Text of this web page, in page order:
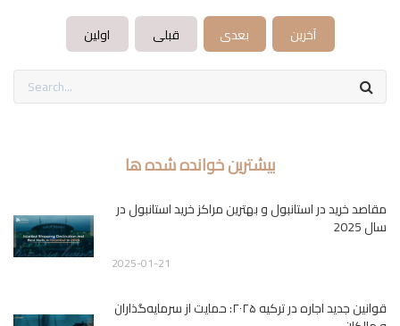
اولین قبلی بعدی آخرین
بیشترین خوانده شده ها
مقاصد خرید در استانبول و بهترین مراکز خرید استانبول در
سال 2025
2025-01-21
قوانین جدید اجاره در ترکیه ۲۰۲۵: حمایت از سرمایه‌گذاران